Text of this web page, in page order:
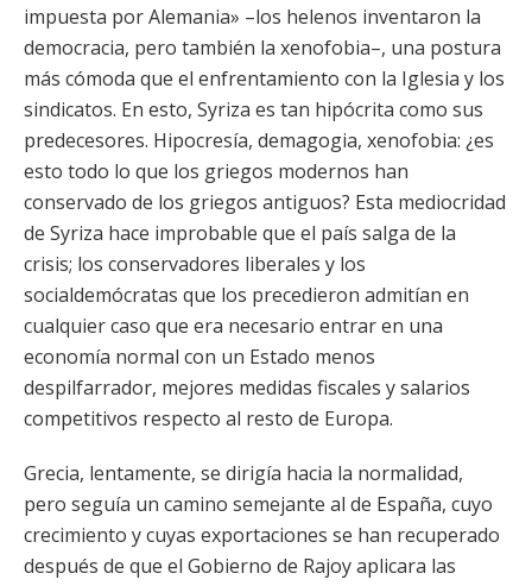
impuesta por Alemania» –los helenos inventaron la
democracia, pero también la xenofobia–, una postura
más cómoda que el enfrentamiento con la Iglesia y los
sindicatos. En esto, Syriza es tan hipócrita como sus
predecesores. Hipocresía, demagogia, xenofobia: ¿es
esto todo lo que los griegos modernos han
conservado de los griegos antiguos? Esta mediocridad
de Syriza hace improbable que el país salga de la
crisis; los conservadores liberales y los
socialdemócratas que los precedieron admitían en
cualquier caso que era necesario entrar en una
economía normal con un Estado menos
despilfarrador, mejores medidas fiscales y salarios
competitivos respecto al resto de Europa.
Grecia, lentamente, se dirigía hacia la normalidad,
pero seguía un camino semejante al de España, cuyo
crecimiento y cuyas exportaciones se han recuperado
después de que el Gobierno de Rajoy aplicara las